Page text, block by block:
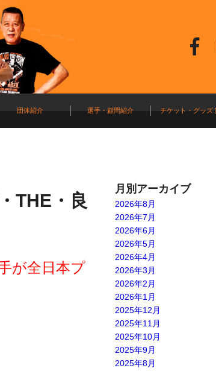
団体紹介 選手・顧問紹介 チケット・グッズ
THE・良
が全日本プ
月別アーカイブ
2026年8月
2026年7月
2026年6月
2026年5月
2026年4月
2026年3月
2026年2月
2026年1月
2025年12月
2025年11月
2025年10月
2025年9月
2025年8月